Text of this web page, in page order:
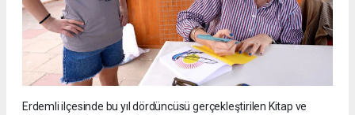
Erdemli ilçesinde bu yıl dördüncüsü gerçekleştirilen Kitap ve